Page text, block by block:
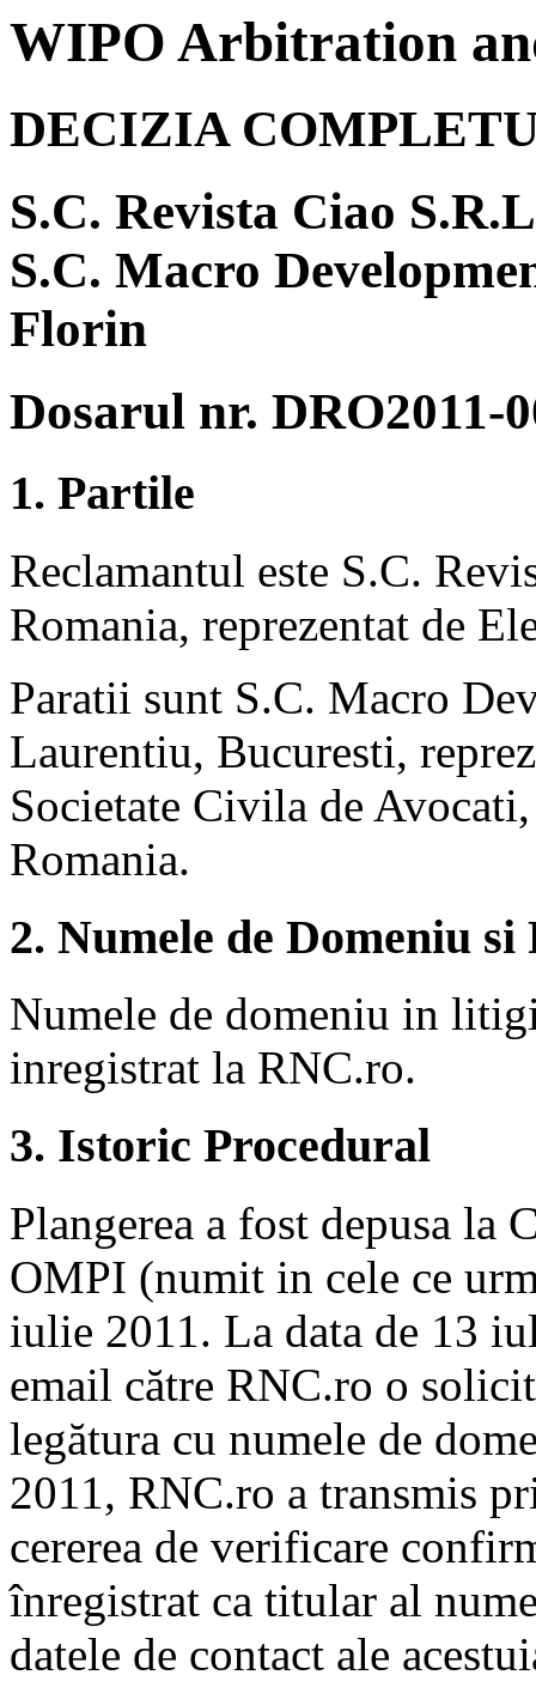
WIPO Arbitration
DECIZIA
S.C. Revista Ciao
S.C. Macro
Florin
Dosarul nr. DRO2011-
1. Partile
Reclamantul este S.C.
Romania, reprezentat de
Paratii sunt S.C. Macro
Laurentiu, Bucuresti,
Societate Civila de
Romania.
2. Numele de Domeniu
Numele de domeniu in
inregistrat la RNC.ro.
3. Istoric Procedural
Plangerea a fost depusa
OMPI (numit in cele ce
iulie 2011. La data de 13
email către RNC.ro o
legătura cu numele de
2011, RNC.ro a transmis
cererea de verificare
înregistrat ca titular al
datele de contact ale